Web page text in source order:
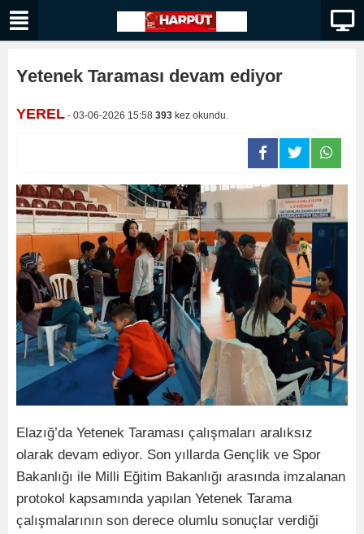
Yetenek Taraması devam ediyor
YEREL - 03-06-2026 15:58 393 kez okundu.
Elazığ’da Yetenek Taraması çalışmaları aralıksız
olarak devam ediyor. Son yıllarda Gençlik ve Spor
Bakanlığı ile Milli Eğitim Bakanlığı arasında imzalanan
protokol kapsamında yapılan Yetenek Tarama
çalışmalarının son derece olumlu sonuçlar verdiği